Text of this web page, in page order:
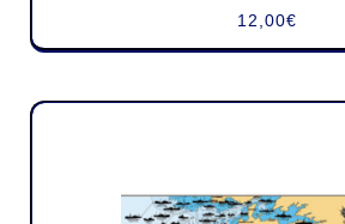
12,00€